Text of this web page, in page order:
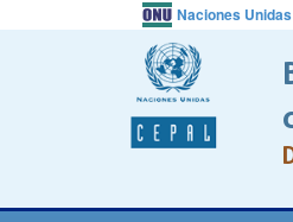
Naciones Unidas